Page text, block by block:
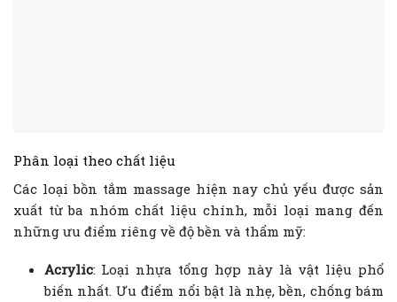
Phân loại theo chất liệu
Các loại bồn tắm massage hiện nay chủ yếu được sản
xuất từ ba nhóm chất liệu chính, mỗi loại mang đến
những ưu điểm riêng về độ bền và thẩm mỹ:
Acrylic: Loại nhựa tổng hợp này là vật liệu phổ
biến nhất. Ưu điểm nổi bật là nhẹ, bền, chống bám